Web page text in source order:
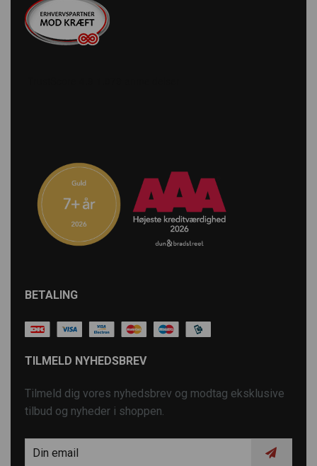
BETALING
TILMELD NYHEDSBREV
Tilmeld dig vores nyhedsbrev og modtag eksklusive
tilbud og nyheder i shoppen.